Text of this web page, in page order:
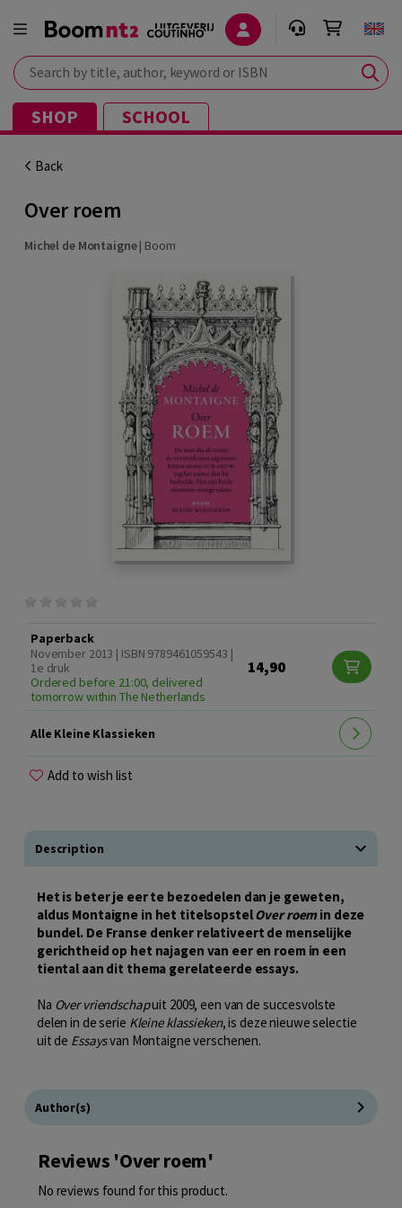
Search by title, author, keyword or ISBN
SHOP SCHOOL
Back
Over roem
Michel de Montaigne| Boom
Paperback
November 2013 | ISBN 9789461059543 |
1e druk
Ordered before 21:00, delivered
tomorrow within The Netherlands
14,90
Alle Kleine Klassieken
Add to wish list
Description
Het is beter je eer te bezoedelen dan je geweten,
aldus Montaigne in het titelsopstelOver roemin deze
bundel. De Franse denker relativeert de menselijke
gerichtheid op het najagen van eer en roem in een
tiental aan dit thema gerelateerde essays.
Na Over vriendschapuit 2009, een van de succesvolste
delen in de serie Kleine klassieken, is deze nieuwe selectie
uit de Essaysvan Montaigne verschenen.
Author(s)
Reviews 'Over roem'
No reviews found for this product.